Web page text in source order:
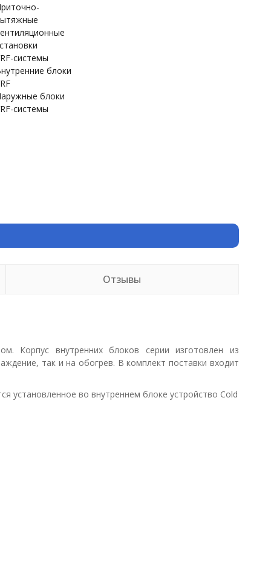
системы
блоки
блоки
системы
Отзывы
Корпус внутренних блоков серии изготовлен из
так и на обогрев. В комплект поставки входит
установленное во внутреннем блоке устройство Cold